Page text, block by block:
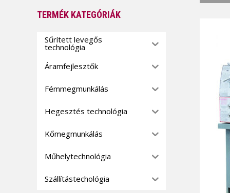
TERMÉK KATEGÓRIÁK
Sűrített levegős
technológia
Áramfejlesztők
Fémmegmunkálás
Hegesztés technológia
Kőmegmunkálás
Műhelytechnológia
Szállítástechológia